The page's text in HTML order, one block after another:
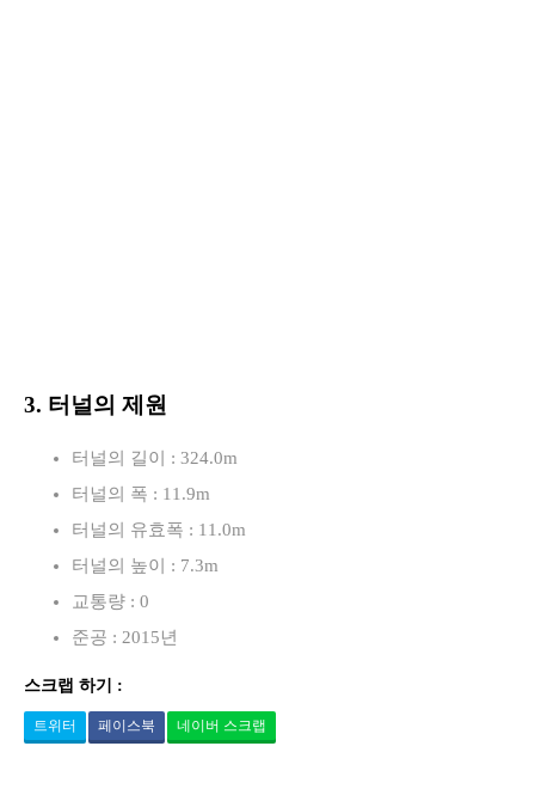
3. 터널의 제원
터널의 길이 : 324.0m
터널의 폭 : 11.9m
터널의 유효폭 : 11.0m
터널의 높이 : 7.3m
교통량 : 0
준공 : 2015년
스크랩 하기 :
트위터 페이스북 네이버 스크랩